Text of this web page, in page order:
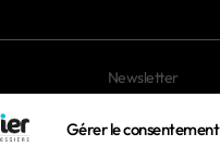
Gérer le consentement
Newsletter